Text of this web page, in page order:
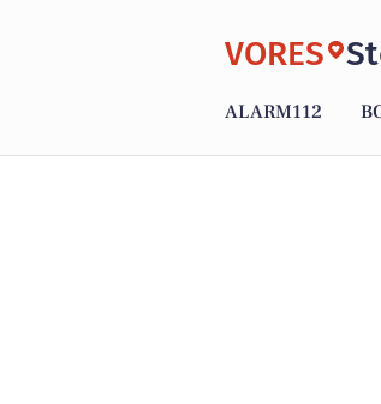
VORES
ALARM112